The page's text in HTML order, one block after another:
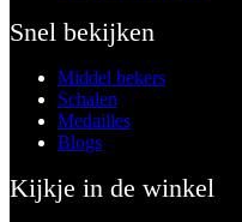
Snel bekijken
Middel bekers
Schalen
Medailles
Blogs
Kijkje in de winkel